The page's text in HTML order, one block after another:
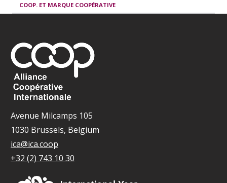
COOP. ET MARQUE COOPÉRATIVE
Avenue Milcamps 105
1030 Brussels, Belgium
ica@ica.coop
+32 (2) 743 10 30